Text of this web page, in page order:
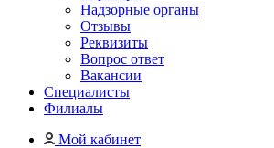
Надзорные органы
Отзывы
Реквизиты
Вопрос ответ
Вакансии
Специалисты
Филиалы
Мой кабинет